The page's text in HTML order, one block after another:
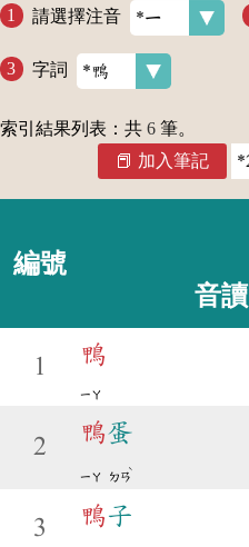
請選擇注音
字詞
索引結果列表：共 6 筆。
加入筆記
編號
音讀
1 鴨
ㄧㄚ
2
鴨蛋
ㄧㄚ ㄉㄢ
ˋ
3 鴨子